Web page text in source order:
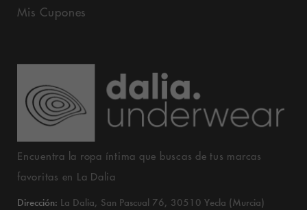
Mis Cupones
Encuentra la ropa íntima que buscas de tus marcas
favoritas en La Dalia
Dirección: La Dalia, San Pascual 76, 30510 Yecla (Murcia)